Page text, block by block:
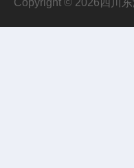
Copyright © 2026四川